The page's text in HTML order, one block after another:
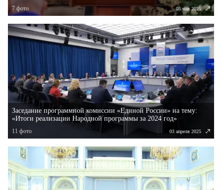
7 фото 05 мая 2025
Заседание программной комиссии «Единой России» на тему:
«Итоги реализации Народной программы за 2024 год»
11 фото 03 апреля 2025